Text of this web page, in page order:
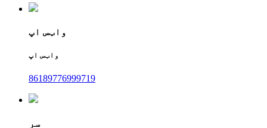
واټس اپ
واټس اپ
86189776999719
سر